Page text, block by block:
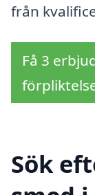
från
Få 3
Sök